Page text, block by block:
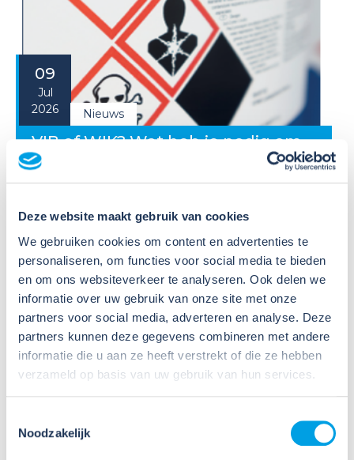
Deze website maakt gebruik van cookies
We gebruiken cookies om content en advertenties te
personaliseren, om functies voor social media te bieden
en om ons websiteverkeer te analyseren. Ook delen we
informatie over uw gebruik van onze site met onze
partners voor social media, adverteren en analyse. Deze
partners kunnen deze gegevens combineren met andere
informatie die u aan ze heeft verstrekt of die ze hebben
verzameld op basis van uw gebruik van hun services.
Noodzakelijk
09
Jul
2026
Nieuws
VIB of WIK? Wat heb je nodig om
veilig te werken met gevaarlijke
stoffen?
Veel organisaties hebben
Veiligheidsinformatiebladen (VIB's) of mini-VIB's
beschikbaar voor de gevaarlijke stoffen waarmee zij
werken. Dat is een belangrijke eerste stap, maar
daarmee voldoe je nog niet aan de verplichtingen
u...
Lees verder